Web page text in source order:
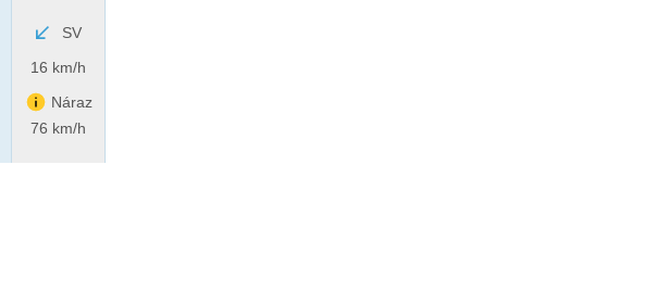
SV
16 km/h
Náraz
76 km/h